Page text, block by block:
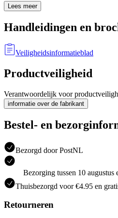
Lees meer
Handleidingen en
Veiligheidsinformatieblad
Productveiligheid
Verantwoordelijk voor
informatie over de fabrikant
Bestel- en
Bezorgd door PostNL
Bezorging tussen 10 augustus
Thuisbezorgd voor €4.95 en
Retourneren